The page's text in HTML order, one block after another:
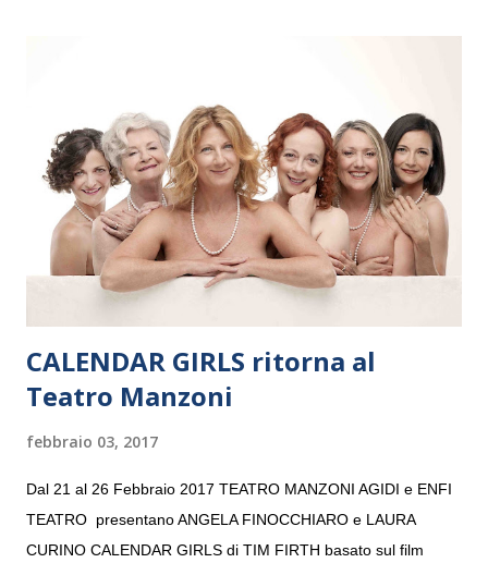
“Settembre dell’Accademia” dove si esibirà per il secondo anno
consecutivo. Il pubblico milanese avrà il piacere di applaudire i
giovani artisti della Baltic Sea Youth Philharmonic per la quarta
volta. L’orchestra, fondata nel 2008 da Kristjan Järvi (affiancato
da un prestigioso consiglio di consulent...
CALENDAR GIRLS ritorna al
Teatro Manzoni
febbraio 03, 2017
Dal 21 al 26 Febbraio 2017 TEATRO MANZONI AGIDI e ENFI
TEATRO presentano ANGELA FINOCCHIARO e LAURA
CURINO CALENDAR GIRLS di TIM FIRTH basato sul film